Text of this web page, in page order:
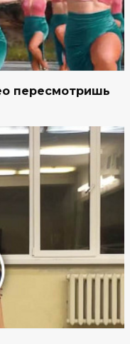
пересмотришь